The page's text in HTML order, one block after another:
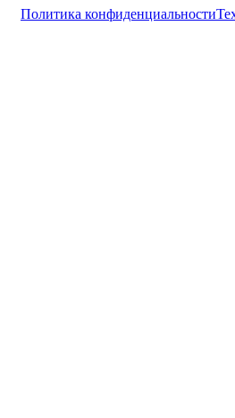
Политика конфиденциальности